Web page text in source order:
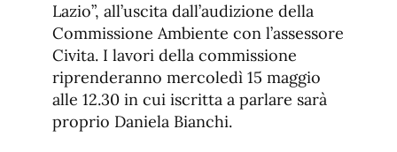
Lazio”, all’uscita dall’audizione della
Commissione Ambiente con l’assessore
Civita. I lavori della commissione
riprenderanno mercoledì 15 maggio
alle 12.30 in cui iscritta a parlare sarà
proprio Daniela Bianchi.